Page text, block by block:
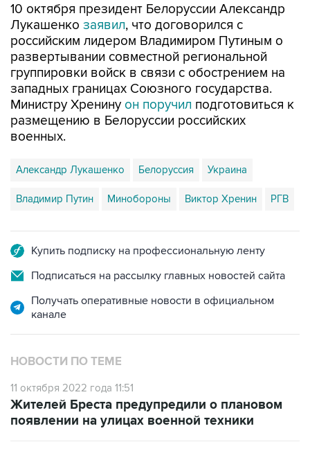
10 октября президент Белоруссии Александр
Лукашенко заявил, что договорился с
российским лидером Владимиром Путиным о
развертывании совместной региональной
группировки войск в связи с обострением на
западных границах Союзного государства.
Министру Хренину он поручил подготовиться к
размещению в Белоруссии российских
военных.
Александр Лукашенко Белоруссия Украина
Владимир Путин Минобороны Виктор Хренин РГВ
Купить подписку на профессиональную ленту
Подписаться на рассылку главных новостей сайта
Получать оперативные новости в официальном
канале
НОВОСТИ ПО ТЕМЕ
11 октября 2022 года 11:51
Жителей Бреста предупредили о плановом
появлении на улицах военной техники